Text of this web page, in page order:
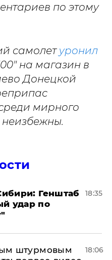
по этому
самолет уронил
на магазин в
Донецкой
мирного
Генштаб
удар по
18:35
штурмовым
18:06